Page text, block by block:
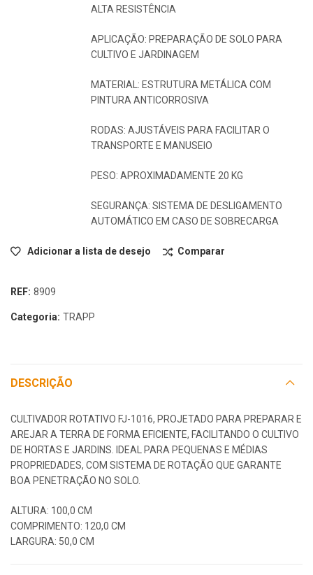
ALTA RESISTÊNCIA
APLICAÇÃO: PREPARAÇÃO DE SOLO PARA
CULTIVO E JARDINAGEM
MATERIAL: ESTRUTURA METÁLICA COM
PINTURA ANTICORROSIVA
RODAS: AJUSTÁVEIS PARA FACILITAR O
TRANSPORTE E MANUSEIO
PESO: APROXIMADAMENTE 20 KG
SEGURANÇA: SISTEMA DE DESLIGAMENTO
AUTOMÁTICO EM CASO DE SOBRECARGA
Adicionar a lista de desejo Comparar
REF: 8909
Categoria: TRAPP
DESCRIÇÃO
CULTIVADOR ROTATIVO FJ-1016, PROJETADO PARA PREPARAR E
AREJAR A TERRA DE FORMA EFICIENTE, FACILITANDO O CULTIVO
DE HORTAS E JARDINS. IDEAL PARA PEQUENAS E MÉDIAS
PROPRIEDADES, COM SISTEMA DE ROTAÇÃO QUE GARANTE
BOA PENETRAÇÃO NO SOLO.
ALTURA: 100,0 CM
COMPRIMENTO: 120,0 CM
LARGURA: 50,0 CM